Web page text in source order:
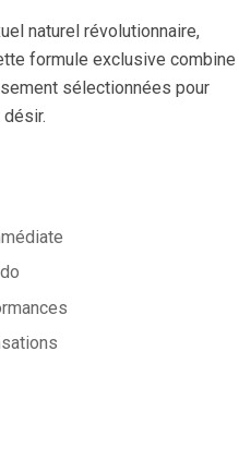
naturel révolutionnaire,
formule exclusive combine
sélectionnées pour